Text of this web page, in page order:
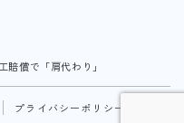
償で「肩代わり」
プライバシーポリシー